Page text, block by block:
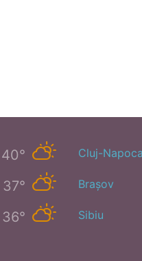
40° Cluj-Napoca
37° Brașov
36° Sibiu